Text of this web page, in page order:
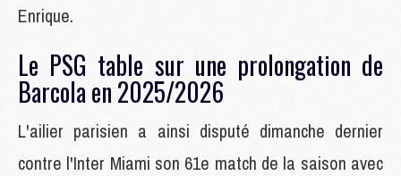
Enrique.
Le PSG table sur une prolongation de
Barcola en 2025/2026
L'ailier parisien a ainsi disputé dimanche dernier
contre l'Inter Miami son 61e match de la saison avec